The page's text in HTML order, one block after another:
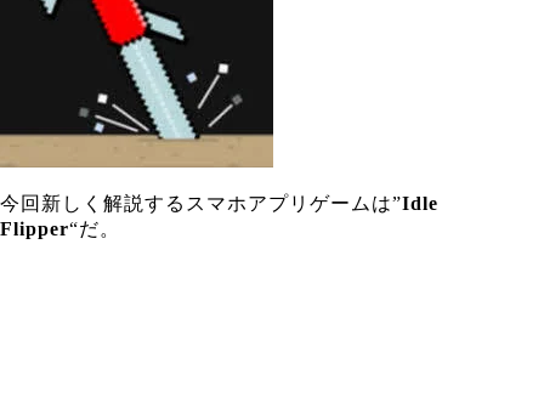
今回新しく解説するスマホアプリゲームは”Idle
Flipper“だ。